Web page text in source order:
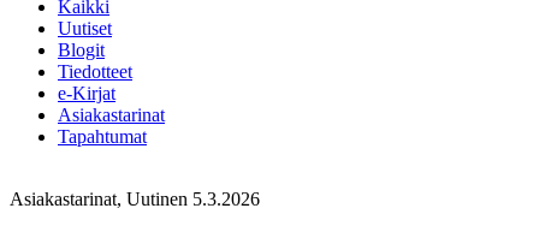
Kaikki
Uutiset
Blogit
Tiedotteet
e-Kirjat
Asiakastarinat
Tapahtumat
Asiakastarinat, Uutinen 5.3.2026